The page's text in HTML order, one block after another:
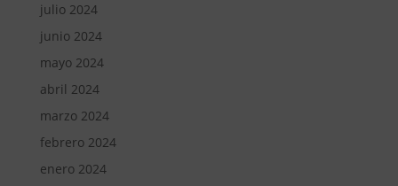
julio 2024
junio 2024
mayo 2024
abril 2024
marzo 2024
febrero 2024
enero 2024